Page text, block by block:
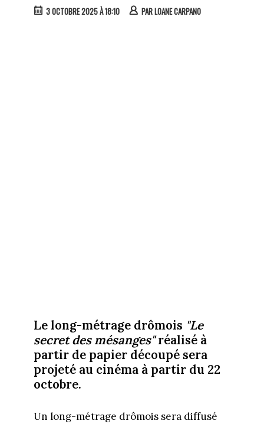
3 OCTOBRE 2025 À 18:10 PARLOANE CARPANO
Le long-métrage drômois "Le
secret des mésanges"réalisé à
partir de papier découpé sera
projeté au cinéma à partir du 22
octobre.
Un long-métrage drômois sera diffusé